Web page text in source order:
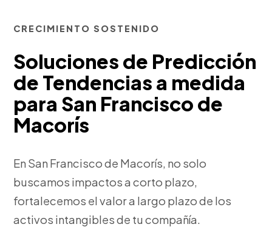
CRECIMIENTO SOSTENIDO
Soluciones de Predicción
de Tendencias a medida
para San Francisco de
Macorís
En San Francisco de Macorís, no solo
buscamos impactos a corto plazo,
fortalecemos el valor a largo plazo de los
activos intangibles de tu compañía.